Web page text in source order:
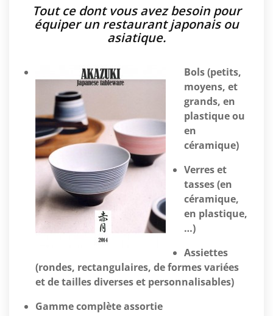
Tout ce dont vous avez besoin pour
équiper un restaurant japonais ou
asiatique.
Bols (petits,
moyens, et
grands, en
plastique ou
en
céramique)
Verres et
tasses (en
céramique,
en plastique,
…)
Assiettes
(rondes, rectangulaires, de formes variées
et de tailles diverses et personnalisables)
Gamme complète assortie